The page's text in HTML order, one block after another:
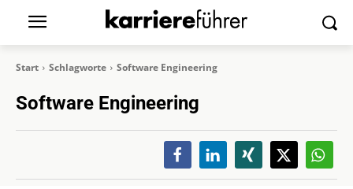
Start Schlagworte Software Engineering
Software Engineering